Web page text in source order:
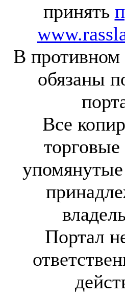
принять
В
обязаны
Все
упомянутые
Портал